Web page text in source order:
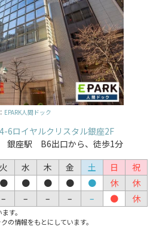
EPARK人間ドック
6ロイヤルクリスタル銀座2F
銀座駅 B6出口から、徒歩1分
火 水 木 金 土 日
祝
● ● ● ● ● 休
休
– – – – – ● 休
す。
の情報をもとにしています。